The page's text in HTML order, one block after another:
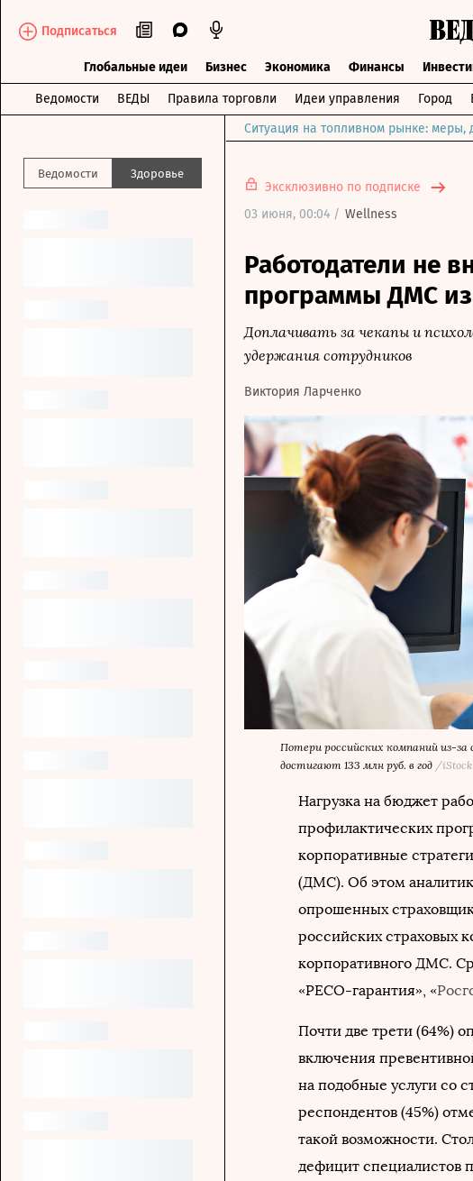
Подписаться
Глобальные идеи Бизнес Экономика Финансы
Ведомости ВЕДЫ Правила торговли Идеи управления Город
Ведомости Здоровье
Ситуация на топливном рынке: меры,
Эксклюзивно по подписке
03 июня, 00:04 / Wellness
Работодатели не
программы ДМС
Доплачивать за чекапы и
удержания сотрудников
Виктория Ларченко
Потери российских компаний из-
достигают 133 млн руб. в год /iStock
Нагрузка на бюджет
профилактических
корпоративные
(ДМС). Об этом
опрошенных
российских страховых
корпоративного ДМС.
«РЕСО-гарантия», «
Почти две трети (64%)
включения
на подобные услуги со
респондентов (45%)
такой возможности.
дефицит специалистов